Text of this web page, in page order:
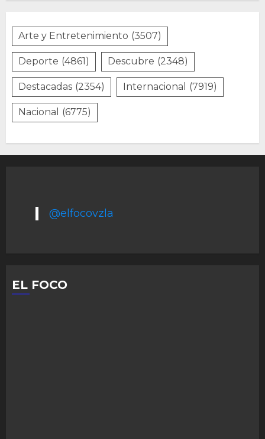
Arte y Entretenimiento (3507)
Deporte (4861) Descubre (2348)
Destacadas (2354) Internacional (7919)
Nacional (6775)
@elfocovzla
EL FOCO